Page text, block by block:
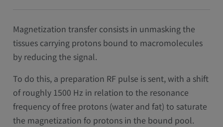
Magnetization transfer consists in unmasking the
tissues carrying protons bound to macromolecules
by reducing the signal.
To do this, a preparation RF pulse is sent, with a shift
of roughly 1500 Hz in relation to the resonance
frequency of free protons (water and fat) to saturate
the magnetization fo protons in the bound pool.